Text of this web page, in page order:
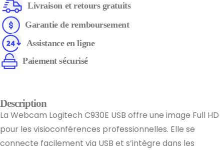
Livraison et retours gratuits
Garantie de remboursement
Assistance en ligne
Paiement sécurisé
Description
La Webcam Logitech C930E USB offre une image Full HD
pour les visioconférences professionnelles. Elle se
connecte facilement via USB et s’intègre dans les